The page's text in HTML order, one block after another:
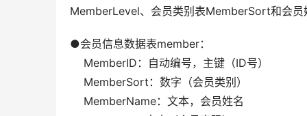
MemberLevel、会员类别表MemberSort和会员
●会员信息数据表member：
MemberID：自动编号，主键（ID号）
MemberSort：数字（会员类别）
MemberName：文本，会员姓名